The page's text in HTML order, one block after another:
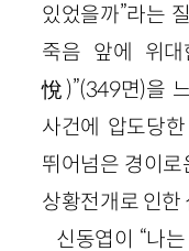
있었을까”라는
죽음 앞에 위
悅)”(349면)을
사건에 압도당
뛰어넘은 경이로
상황전개로 인한
신동엽이 “나